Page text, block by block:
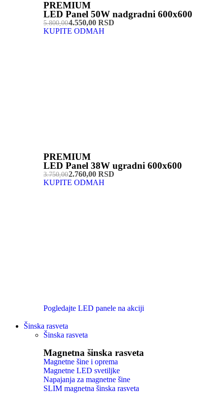
PREMIUM
LED Panel 50W nadgradni 600x600
5.800,004.550,00 RSD
KUPITE ODMAH
PREMIUM
LED Panel 38W ugradni 600x600
3.750,002.760,00 RSD
KUPITE ODMAH
Pogledajte LED panele na akciji
Šinska rasveta
Šinska rasveta
Magnetna šinska rasveta
Magnetne šine i oprema
Magnetne LED svetiljke
Napajanja za magnetne šine
SLIM magnetna šinska rasveta